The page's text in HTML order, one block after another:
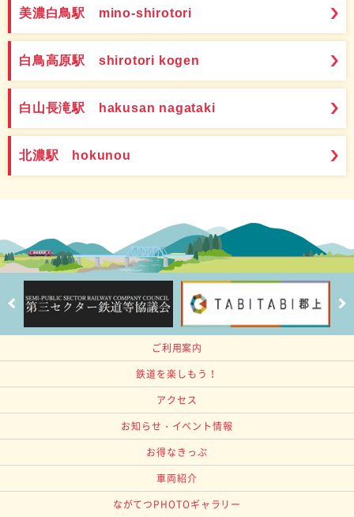
美濃白鳥駅 mino-shirotori
白鳥高原駅 shirotori kogen
白山長滝駅 hakusan nagataki
北濃駅 hokunou
ご利用案内
鉄道を楽しもう！
アクセス
お知らせ・イベント情報
お得なきっぷ
車両紹介
ながてつPHOTOギャラリー